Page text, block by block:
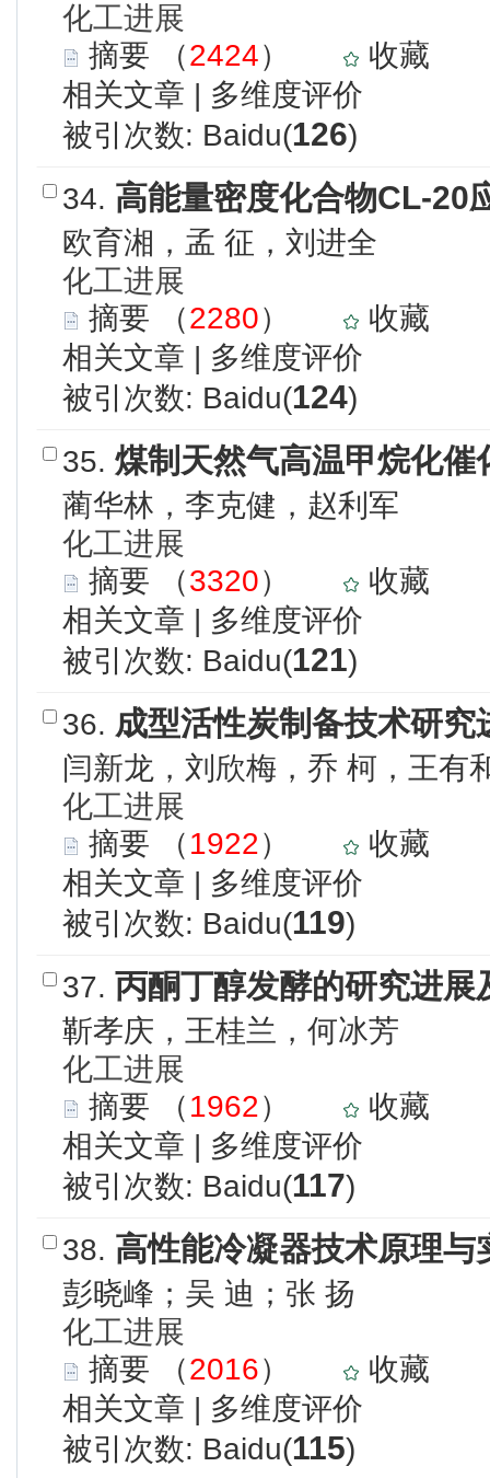
化工进展
摘要 （2424）
收藏
相关文章 | 多维度评价
被引次数: Baidu(126)
34. 高能量密度化合物CL-20
欧育湘，孟 征，刘进全
化工进展
摘要 （2280）
收藏
相关文章 | 多维度评价
被引次数: Baidu(124)
35. 煤制天然气高温甲烷化催
蔺华林，李克健，赵利军
化工进展
摘要 （3320）
收藏
相关文章 | 多维度评价
被引次数: Baidu(121)
36. 成型活性炭制备技术研究
闫新龙，刘欣梅，乔 柯，王有
化工进展
摘要 （1922）
收藏
相关文章 | 多维度评价
被引次数: Baidu(119)
37. 丙酮丁醇发酵的研究进展
靳孝庆，王桂兰，何冰芳
化工进展
摘要 （1962）
收藏
相关文章 | 多维度评价
被引次数: Baidu(117)
38. 高性能冷凝器技术原理与
彭晓峰；吴 迪；张 扬
化工进展
摘要 （2016）
收藏
相关文章 | 多维度评价
被引次数: Baidu(115)